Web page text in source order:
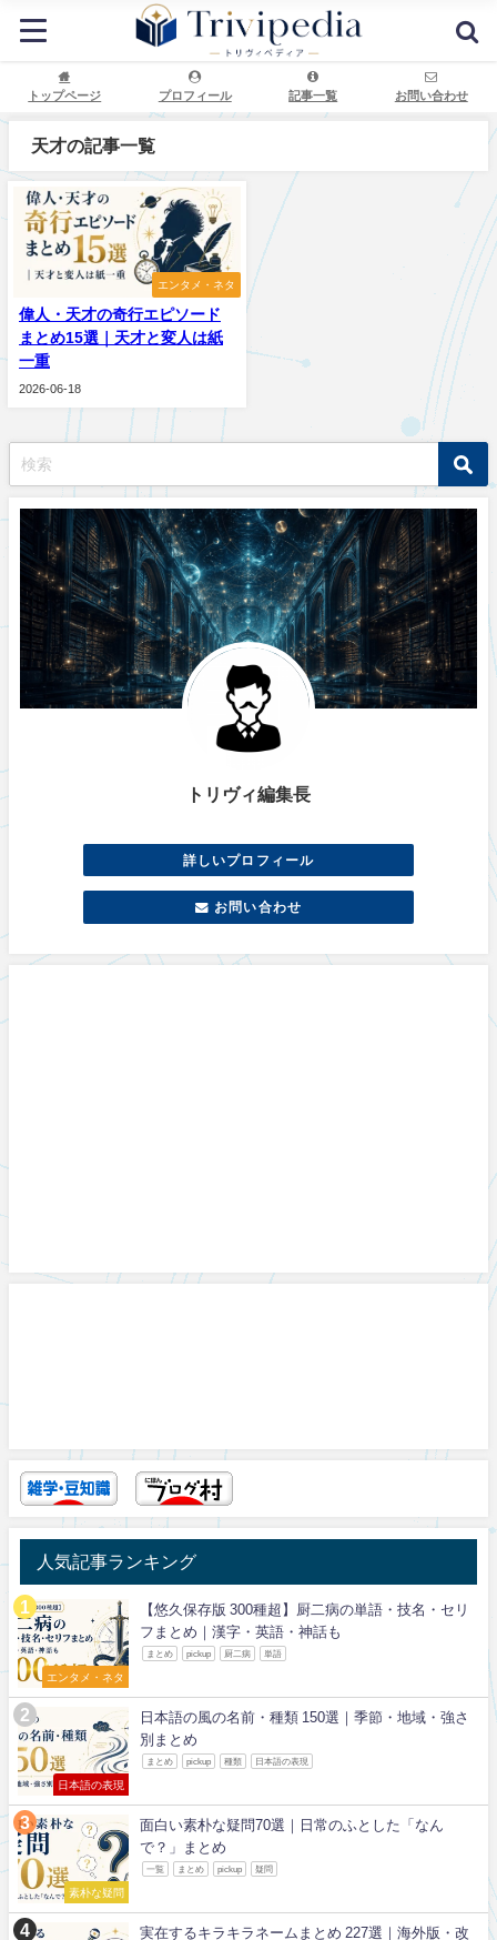
トップページ プロフィール 記事一覧 お問い合わせ
天才の記事一覧
エンタメ・ネタ
偉人・天才の奇行エピソード
まとめ15選｜天才と変人は紙
一重
2026-06-18
トリヴィ編集長
詳しいプロフィール
お問い合わせ
人気記事ランキング
エンタメ・ネタ
【悠久保存版 300種超】厨二病の単語・技名・セリ
フまとめ｜漢字・英語・神話も
まとめ pickup 厨二病 単語
日本語の表現
日本語の風の名前・種類 150選｜季節・地域・強さ
別まとめ
まとめ pickup 種類 日本語の表現
素朴な疑問
面白い素朴な疑問70選｜日常のふとした「なん
で？」まとめ
一覧 まとめ pickup 疑問
実在するキラキラネームまとめ 227選｜海外版・改